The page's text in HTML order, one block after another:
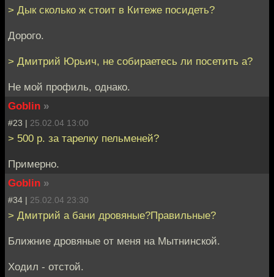
> Дык сколько ж стоит в Китеже посидеть?
Дорого.
> Дмитрий Юрьич, не собираетесь ли посетить а?
Не мой профиль, однако.
Goblin »
#23 | 25.02.04 13:00
> 500 р. за тарелку пельменей?
Примерно.
Goblin »
#34 | 25.02.04 23:30
> Дмитрий а бани дровяные?Правильные?
Ближние дровяные от меня на Мытнинской.
Ходил - отстой.